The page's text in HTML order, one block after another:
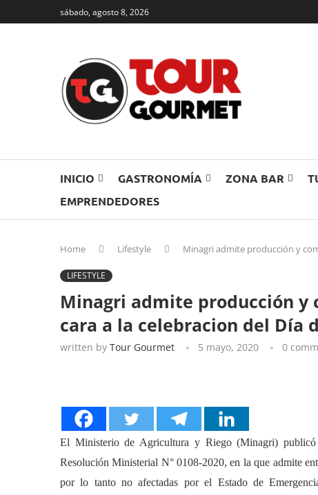
sábado, agosto 8, 2026
INICIO GASTRONOMÍA ZONA BAR
EMPRENDEDORES
Home Lifestyle Minagri admite producción y
LIFESTYLE
Minagri admite producción y
cara a la celebracion del Día
written by Tour Gourmet 5 mayo, 2020 0
El Ministerio de Agricultura y Riego (Minagri)
Resolución Ministerial N° 0108-2020, en la que admite
por lo tanto no afectadas por el Estado de